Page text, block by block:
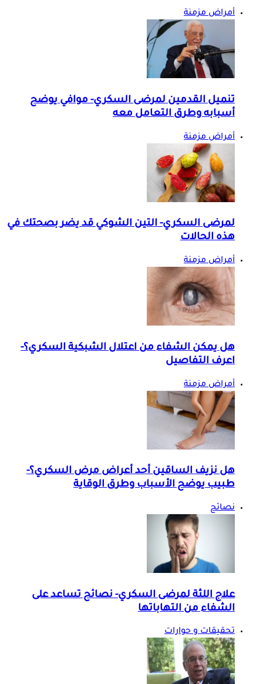
أمراض مزمنة
تنميل القدمين لمرضى السكري- موافي يوضح
أسبابه وطرق التعامل معه
أمراض مزمنة
لمرضى السكري- التين الشوكي قد يضر بصحتك في
هذه الحالات
أمراض مزمنة
هل يمكن الشفاء من اعتلال الشبكية السكري؟-
اعرف التفاصيل
أمراض مزمنة
هل نزيف الساقين أحد أعراض مرض السكري؟-
طبيب يوضح الأسباب وطرق الوقاية
نصائح
علاج اللثة لمرضى السكري- نصائح تساعد على
الشفاء من التهاباتها
تحقيقات و حوارات